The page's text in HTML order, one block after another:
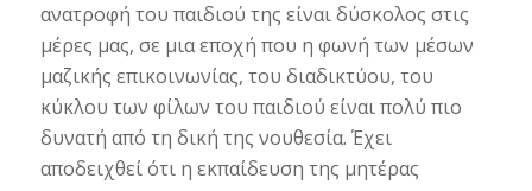
ανατροφή του παιδιού της είναι δύσκολος στις
μέρες μας, σε μια εποχή που η φωνή των μέσων
μαζικής επικοινωνίας, του διαδικτύου, του
κύκλου των φίλων του παιδιού είναι πολύ πιο
δυνατή από τη δική της νουθεσία. Έχει
αποδειχθεί ότι η εκπαίδευση της μητέρας